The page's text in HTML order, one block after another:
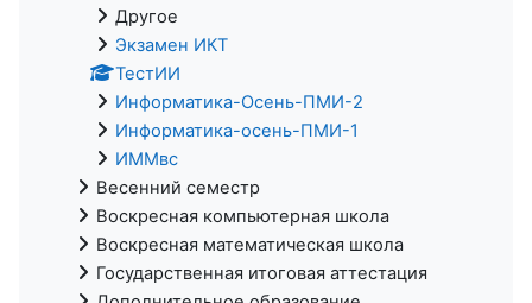
Другое
Экзамен ИКТ
ТестИИ
Информатика-Осень-ПМИ-2
Информатика-осень-ПМИ-1
ИММвс
Весенний семестр
Воскресная компьютерная школа
Воскресная математическая школа
Государственная итоговая аттестация